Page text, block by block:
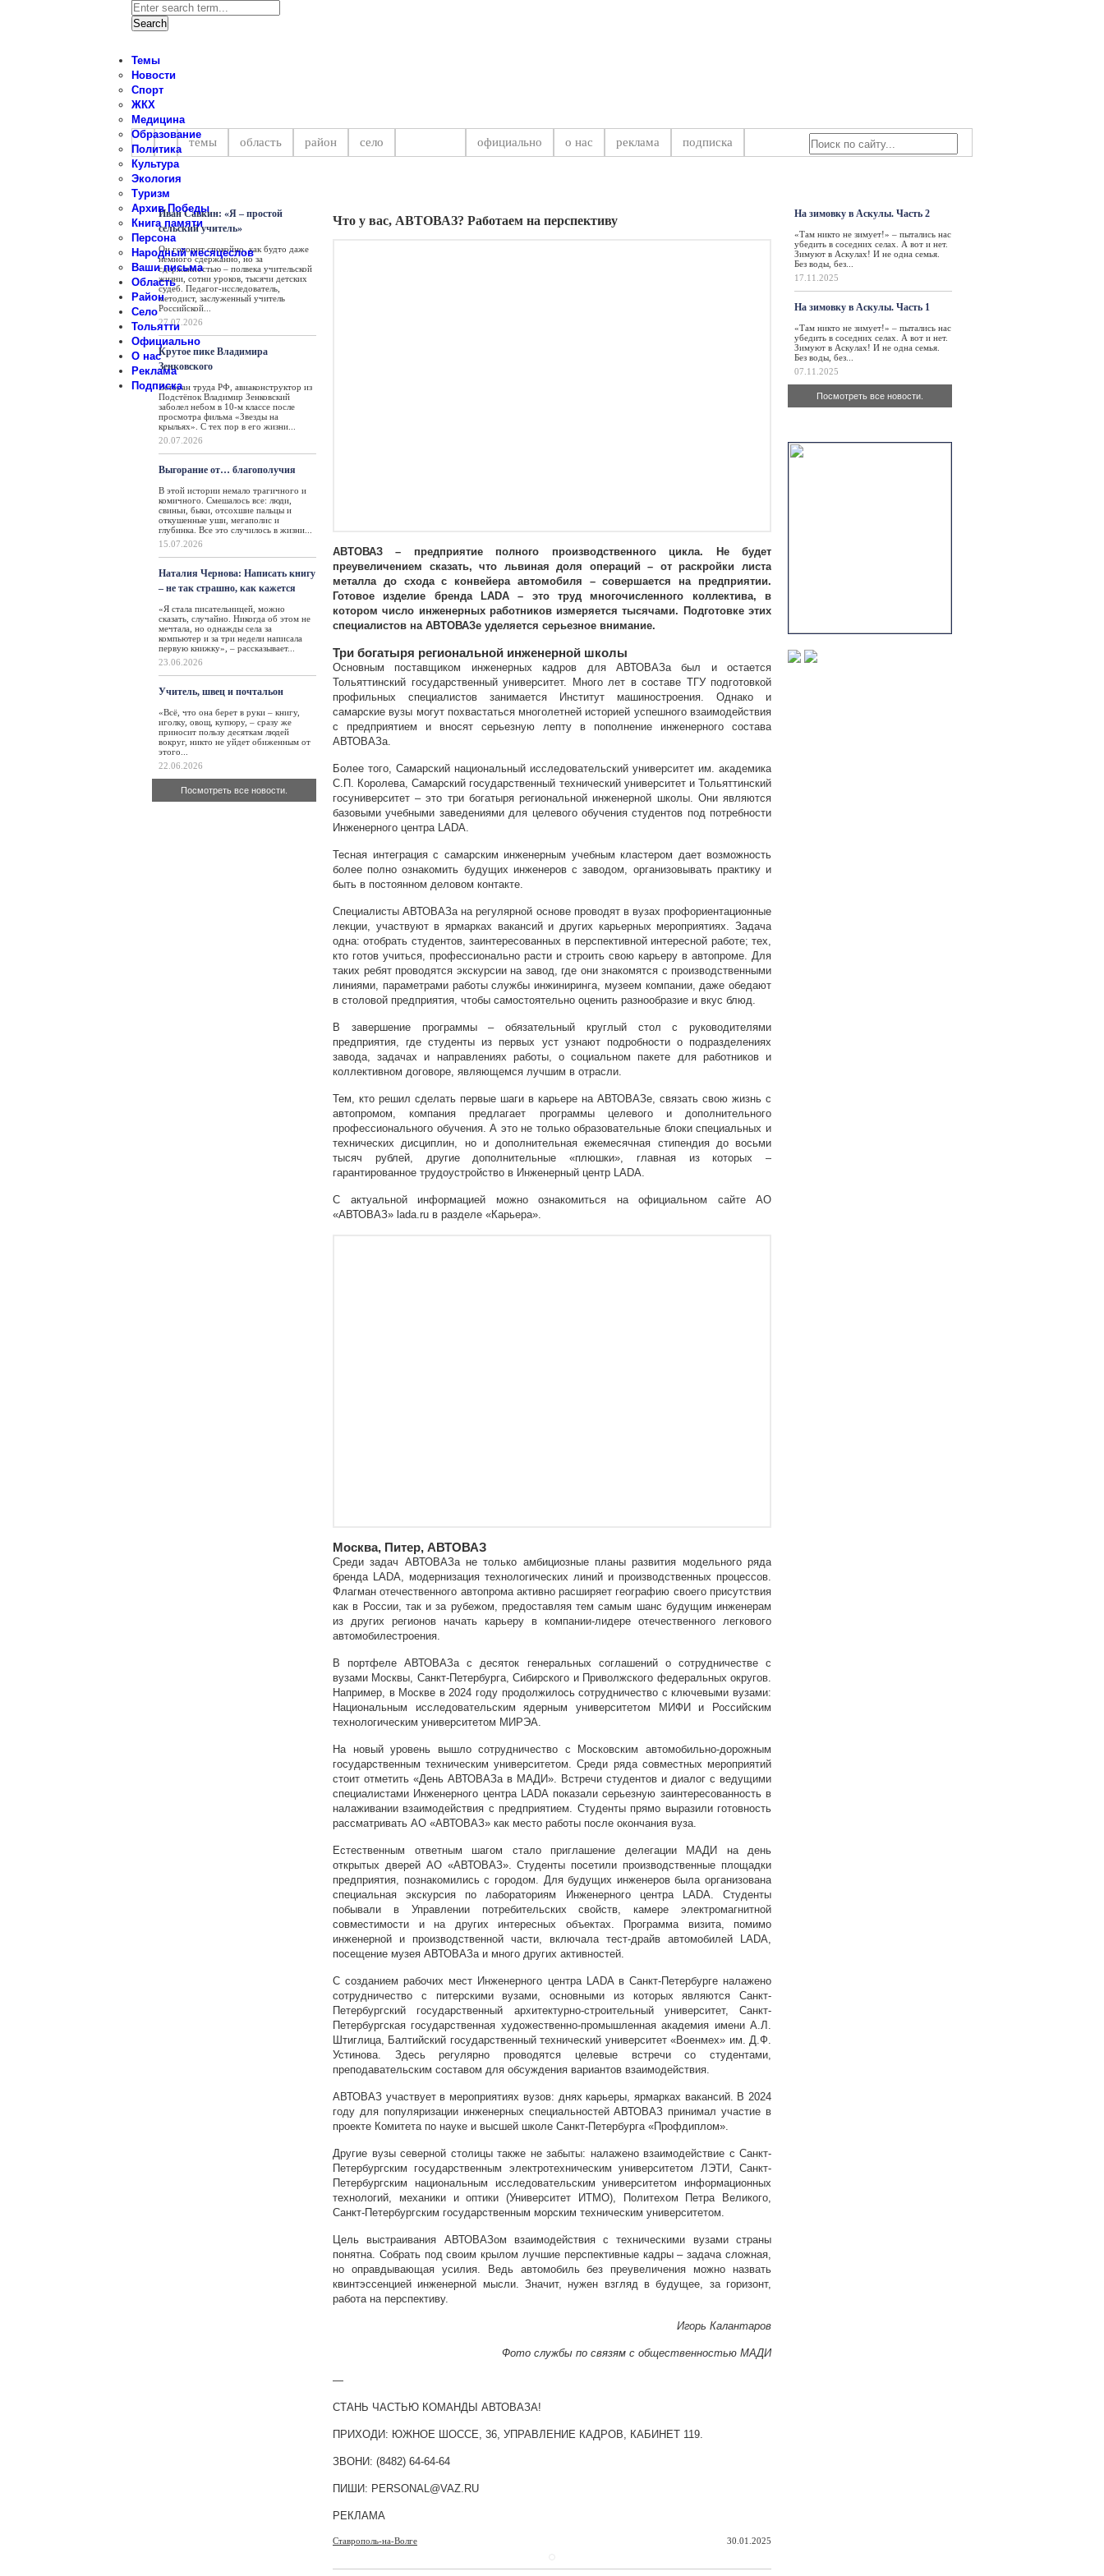
Новости Ставропольского района Самарской области
темы область район село официально о нас реклама подписка
Что у вас, АВТОВАЗ? Работаем на перспективу
АВТОВАЗ – предприятие полного производственного цикла. Не будет
преувеличением сказать, что львиная доля операций – от раскройки листа
металла до схода с конвейера автомобиля – совершается на предприятии.
Готовое изделие бренда LADA – это труд многочисленного коллектива, в
котором число инженерных работников измеряется тысячами. Подготовке этих
специалистов на АВТОВАЗе уделяется серьезное внимание.
Три богатыря региональной инженерной школы
Основным поставщиком инженерных кадров для АВТОВАЗа был и остается
Тольяттинский государственный университет. Много лет в составе ТГУ подготовкой
профильных специалистов занимается Институт машиностроения. Однако и
самарские вузы могут похвастаться многолетней историей успешного взаимодействия
с предприятием и вносят серьезную лепту в пополнение инженерного состава
АВТОВАЗа.
Более того, Самарский национальный исследовательский университет им. академика
С.П. Королева, Самарский государственный технический университет и Тольяттинский
госуниверситет – это три богатыря региональной инженерной школы. Они являются
базовыми учебными заведениями для целевого обучения студентов под потребности
Инженерного центра LADA.
Тесная интеграция с самарским инженерным учебным кластером дает возможность
более полно ознакомить будущих инженеров с заводом, организовывать практику и
быть в постоянном деловом контакте.
Специалисты АВТОВАЗа на регулярной основе проводят в вузах профориентационные
лекции, участвуют в ярмарках вакансий и других карьерных мероприятиях. Задача
одна: отобрать студентов, заинтересованных в перспективной интересной работе; тех,
кто готов учиться, профессионально расти и строить свою карьеру в автопроме. Для
таких ребят проводятся экскурсии на завод, где они знакомятся с производственными
линиями, параметрами работы службы инжиниринга, музеем компании, даже обедают
в столовой предприятия, чтобы самостоятельно оценить разнообразие и вкус блюд.
В завершение программы – обязательный круглый стол с руководителями
предприятия, где студенты из первых уст узнают подробности о подразделениях
завода, задачах и направлениях работы, о социальном пакете для работников и
коллективном договоре, являющемся лучшим в отрасли.
Тем, кто решил сделать первые шаги в карьере на АВТОВАЗе, связать свою жизнь с
автопромом, компания предлагает программы целевого и дополнительного
профессионального обучения. А это не только образовательные блоки специальных и
технических дисциплин, но и дополнительная ежемесячная стипендия до восьми
тысяч рублей, другие дополнительные «плюшки», главная из которых –
гарантированное трудоустройство в Инженерный центр LADA.
С актуальной информацией можно ознакомиться на официальном сайте АО
«АВТОВАЗ» lada.ru в разделе «Карьера».
Москва, Питер, АВТОВАЗ
Среди задач АВТОВАЗа не только амбициозные планы развития модельного ряда
бренда LADA, модернизация технологических линий и производственных процессов.
Флагман отечественного автопрома активно расширяет географию своего присутствия
как в России, так и за рубежом, предоставляя тем самым шанс будущим инженерам
из других регионов начать карьеру в компании-лидере отечественного легкового
автомобилестроения.
В портфеле АВТОВАЗа с десяток генеральных соглашений о сотрудничестве с
вузами Москвы, Санкт-Петербурга, Сибирского и Приволжского федеральных округов.
Например, в Москве в 2024 году продолжилось сотрудничество с ключевыми вузами:
Национальным исследовательским ядерным университетом МИФИ и Российским
технологическим университетом МИРЭА.
На новый уровень вышло сотрудничество с Московским автомобильно-дорожным
государственным техническим университетом. Среди ряда совместных мероприятий
стоит отметить «День АВТОВАЗа в МАДИ». Встречи студентов и диалог с ведущими
специалистами Инженерного центра LADA показали серьезную заинтересованность в
налаживании взаимодействия с предприятием. Студенты прямо выразили готовность
рассматривать АО «АВТОВАЗ» как место работы после окончания вуза.
Естественным ответным шагом стало приглашение делегации МАДИ на день
открытых дверей АО «АВТОВАЗ». Студенты посетили производственные площадки
предприятия, познакомились с городом. Для будущих инженеров была организована
специальная экскурсия по лабораториям Инженерного центра LADA. Студенты
побывали в Управлении потребительских свойств, камере электромагнитной
совместимости и на других интересных объектах. Программа визита, помимо
инженерной и производственной части, включала тест-драйв автомобилей LADA,
посещение музея АВТОВАЗа и много других активностей.
С созданием рабочих мест Инженерного центра LADA в Санкт-Петербурге налажено
сотрудничество с питерскими вузами, основными из которых являются Санкт-
Петербургский государственный архитектурно-строительный университет, Санкт-
Петербургская государственная художественно-промышленная академия имени А.Л.
Штиглица, Балтийский государственный технический университет «Военмех» им. Д.Ф.
Устинова. Здесь регулярно проводятся целевые встречи со студентами,
преподавательским составом для обсуждения вариантов взаимодействия.
АВТОВАЗ участвует в мероприятиях вузов: днях карьеры, ярмарках вакансий. В 2024
году для популяризации инженерных специальностей АВТОВАЗ принимал участие в
проекте Комитета по науке и высшей школе Санкт-Петербурга «Профдиплом».
Другие вузы северной столицы также не забыты: налажено взаимодействие с Санкт-
Петербургским государственным электротехническим университетом ЛЭТИ, Санкт-
Петербургским национальным исследовательским университетом информационных
технологий, механики и оптики (Университет ИТМО), Политехом Петра Великого,
Санкт-Петербургским государственным морским техническим университетом.
Цель выстраивания АВТОВАЗом взаимодействия с техническими вузами страны
понятна. Собрать под своим крылом лучшие перспективные кадры – задача сложная,
но оправдывающая усилия. Ведь автомобиль без преувеличения можно назвать
квинтэссенцией инженерной мысли. Значит, нужен взгляд в будущее, за горизонт,
работа на перспективу.
Игорь Калантаров
Фото службы по связям с общественностью МАДИ
—
СТАНЬ ЧАСТЬЮ КОМАНДЫ АВТОВАЗА!
ПРИХОДИ: ЮЖНОЕ ШОССЕ, 36, УПРАВЛЕНИЕ КАДРОВ, КАБИНЕТ 119.
ЗВОНИ: (8482) 64-64-64
ПИШИ: PERSONAL@VAZ.RU
РЕКЛАМА
Ставрополь-на-Волге 30.01.2025
Иван Савкин: «Я – простой
сельский учитель»
Он говорит спокойно, как будто даже
немного сдержанно, но за
сдержанностью – полвека учительской
жизни, сотни уроков, тысячи детских
судеб. Педагог-исследователь,
методист, заслуженный учитель
Российской...
27.07.2026
Крутое пике Владимира
Зенковского
Ветеран труда РФ, авиаконструктор из
Подстёпок Владимир Зенковский
заболел небом в 10-м классе после
просмотра фильма «Звезды на
крыльях». С тех пор в его жизни...
20.07.2026
Выгорание от… благополучия
В этой истории немало трагичного и
комичного. Смешалось все: люди,
свиньи, быки, отсохшие пальцы и
откушенные уши, мегаполис и
глубинка. Все это случилось в жизни...
15.07.2026
Наталия Чернова: Написать книгу
– не так страшно, как кажется
«Я стала писательницей, можно
сказать, случайно. Никогда об этом не
мечтала, но однажды села за
компьютер и за три недели написала
первую книжку», – рассказывает...
23.06.2026
Учитель, швец и почтальон
«Всё, что она берет в руки – книгу,
иголку, овощ, купюру, – сразу же
приносит пользу десяткам людей
вокруг, никто не уйдет обиженным от
этого...
22.06.2026
Посмотреть все новости.
На зимовку в Аскулы. Часть 2
«Там никто не зимует!» – пытались нас
убедить в соседних селах. А вот и нет.
Зимуют в Аскулах! И не одна семья.
Без воды, без...
17.11.2025
На зимовку в Аскулы. Часть 1
«Там никто не зимует!» – пытались нас
убедить в соседних селах. А вот и нет.
Зимуют в Аскулах! И не одна семья.
Без воды, без...
07.11.2025
Посмотреть все новости.
Темы
Новости
Спорт
ЖКХ
Медицина
Образование
Политика
Культура
Экология
Туризм
Архив Победы
Книга памяти
Персона
Народный месяцеслов
Ваши письма
Область
Район
Село
Тольятти
Официально
О нас
Реклама
Подписка